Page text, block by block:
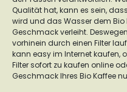
Qualität hat, kann es sein,
wird und das Wasser dem Bio
Geschmack verleiht.
vorhinein durch einen Filter
kann easy im Internet kaufen,
Filter sofort zu kaufen online
Geschmack Ihres Bio Kaffee